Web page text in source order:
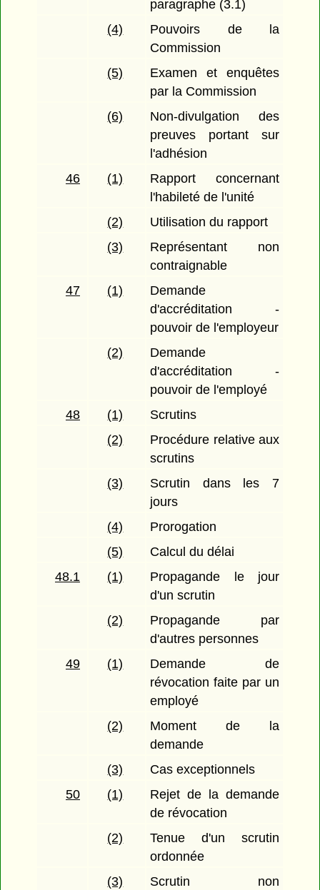
paragraphe (3.1)
(4)
Pouvoirs de la
Commission
(5)
Examen et enquêtes
par la Commission
(6)
Non-divulgation des
preuves portant sur
l'adhésion
46
(1)
Rapport concernant
l'habileté de l'unité
(2)
Utilisation du rapport
(3)
Représentant non
contraignable
47
(1)
Demande
d'accréditation -
pouvoir de l'employeur
(2)
Demande
d'accréditation -
pouvoir de l'employé
48
(1)
Scrutins
(2)
Procédure relative aux
scrutins
(3)
Scrutin dans les 7
jours
(4)
Prorogation
(5)
Calcul du délai
48.1
(1)
Propagande le jour
d'un scrutin
(2)
Propagande par
d'autres personnes
49
(1)
Demande de
révocation faite par un
employé
(2)
Moment de la
demande
(3)
Cas exceptionnels
50
(1)
Rejet de la demande
de révocation
(2)
Tenue d'un scrutin
ordonnée
(3)
Scrutin non